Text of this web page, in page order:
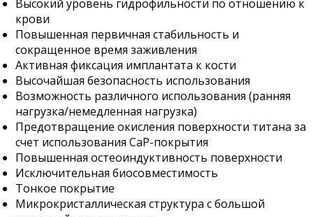
Высокий уровень гидрофильности по отношению к
крови
Повышенная первичная стабильность и
сокращенное время заживления
Активная фиксация имплантата к кости
Высочайшая безопасность использования
Возможность различного использования (ранняя
нагрузка/немедленная нагрузка)
Предотвращение окисления поверхности титана за
счет использования CaP-покрытия
Повышенная остеоиндуктивность поверхности
Исключительная биосовместимость
Тонкое покрытие
Микрокристаллическая структура с большой